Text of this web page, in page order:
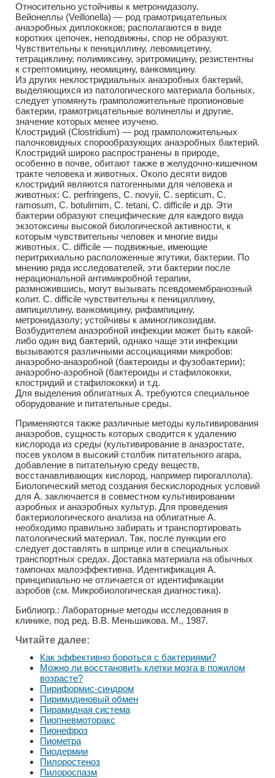
Относительно устойчивы к метронидазолу.
Вейонеллы (Veillonella) — род грамотрицательных
анаэробных диплококков; располагаются в виде
коротких цепочек, неподвижны, спор не образуют.
Чувствительны к пенициллину, левомицетину,
тетрациклину, полимиксину, эритромицину, резистентны
к стрептомицину, неомицину, ванкомицину.
Из других неклостридиальных анаэробных бактерий,
выделяющихся из патологического материала больных,
следует упомянуть грамположительные пропионовые
бактерии, грамотрицательные волинеллы и другие,
значение которых менее изучено.
Клостридий (Clostridium) — род грамположительных
палочковидных спорообразующих анаэробных бактерий.
Клостридий широко распространены в природе,
особенно в почве, обитают также в желудочно-кишечном
тракте человека и животных. Около десяти видов
клостридий являются патогенными для человека и
животных: С. perfringens, С. novyii, С. septicum, С.
ramosum, С. botulirnim, С. tetani, С. difficile и др. Эти
бактерии образуют специфические для каждого вида
экзотоксины высокой биологической активности, к
которым чувствительны человек и многие виды
животных. С. difficile — подвижные, имеющие
перитрихиально расположенные жгутики, бактерии. По
мнению ряда исследователей, эти бактерии после
нерациональной антимикробной терапии,
размножившись, могут вызывать псевдомембранозный
колит. С. difficile чувствительны к пенициллину,
ампициллину, ванкомицину, рифампицину,
метронидазолу; устойчивы к аминогликозидам.
Возбудителем анаэробной инфекции может быть какой-
либо один вид бактерий, однако чаще эти инфекции
вызываются различными ассоциациями микробов:
анаэробно-анаэробной (бактероиды и фузобактерии);
анаэробно-аэробной (бактероиды и стафилококки,
клостридий и стафилококки) и т.д.
Для выделения облигатных А. требуются специальное
оборудование и питательные среды.
Применяются также различные методы культивирования
анаэробов, сущность которых сводится к удалению
кислорода из среды (культивирование в анаэростате,
посев уколом в высокий столбик питательного агара,
добавление в питательную среду веществ,
восстанавливающих кислород, например пирогаллола).
Биологический метод создания бескислородных условий
для А. заключается в совместном культивировании
аэробных и анаэробных культур. Для проведения
бактериологического анализа на облигатные А.
необходимо правильно забирать и транспортировать
патологический материал. Так, после пункции его
следует доставлять в шприце или в специальных
транспортных средах. Доставка материала на обычных
тампонах малоэффективна. Идентификация А.
принципиально не отличается от идентификации
аэробов (см. Микробиологическая диагностика).
Библиогр.: Лабораторные методы исследования в
клинике, под ред. В.В. Меньшикова. М., 1987.
Читайте далее:
Как эффективно бороться с бактериями?
Можно ли восстановить клетки мозга в пожилом
возрасте?
Пириформис-синдром
Пиримидиновый обмен
Пирамидная система
Пиопневмоторакс
Пионефроз
Пиометра
Пиодермии
Пилоростеноз
Пилороспазм